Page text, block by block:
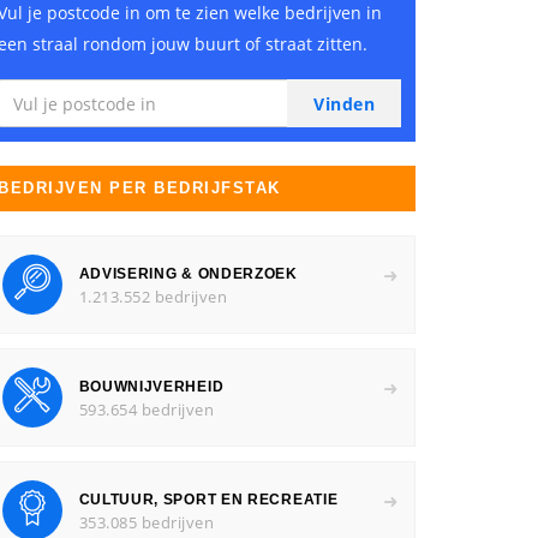
je postcode in om te zien welke bedrijven in
straal rondom jouw buurt of straat zitten.
BEDRIJVEN PER BEDRIJFSTAK
ADVISERING & ONDERZOEK
1.213.552 bedrijven
BOUWNIJVERHEID
593.654 bedrijven
CULTUUR, SPORT EN RECREATIE
353.085 bedrijven